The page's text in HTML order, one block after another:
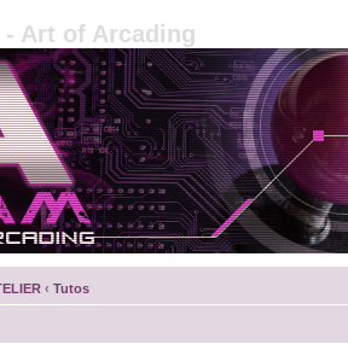
- Art of Arcading
‹ Tutos